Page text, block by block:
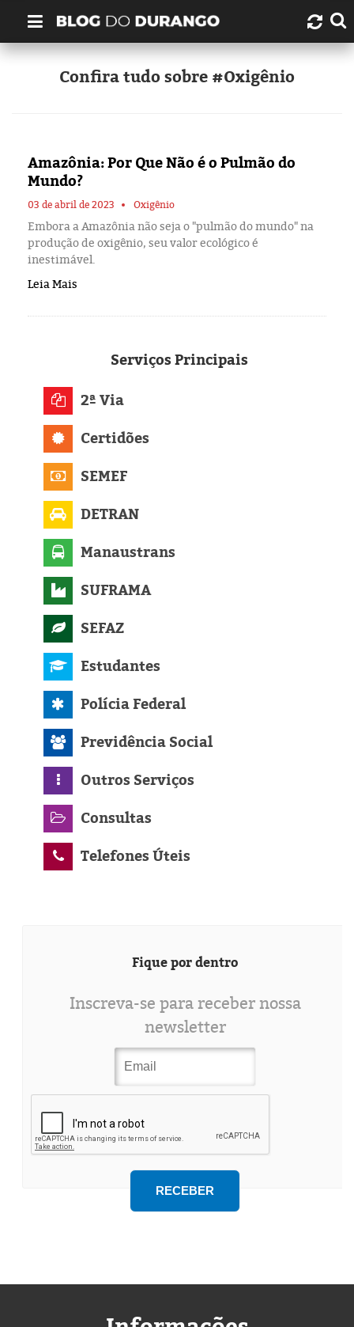
Quem é Durango Duarte?
Amazonas
História
Eleições 2024
Política
Confira tudo sobre #Oxigênio
Amazônia: Por Que Não é o Pulmão do
Mundo?
03 de abril de 2023 Oxigênio
Embora a Amazônia não seja o "pulmão do mundo" na
produção de oxigênio, seu valor ecológico é
inestimável.
Leia Mais
ServiçosPrincipais
2ª Via
Certidões
SEMEF
DETRAN
Manaustrans
SUFRAMA
SEFAZ
Estudantes
Polícia Federal
Previdência Social
Outros Serviços
Consultas
Telefones Úteis
Fique por dentro
Inscreva-se para receber nossa
newsletter